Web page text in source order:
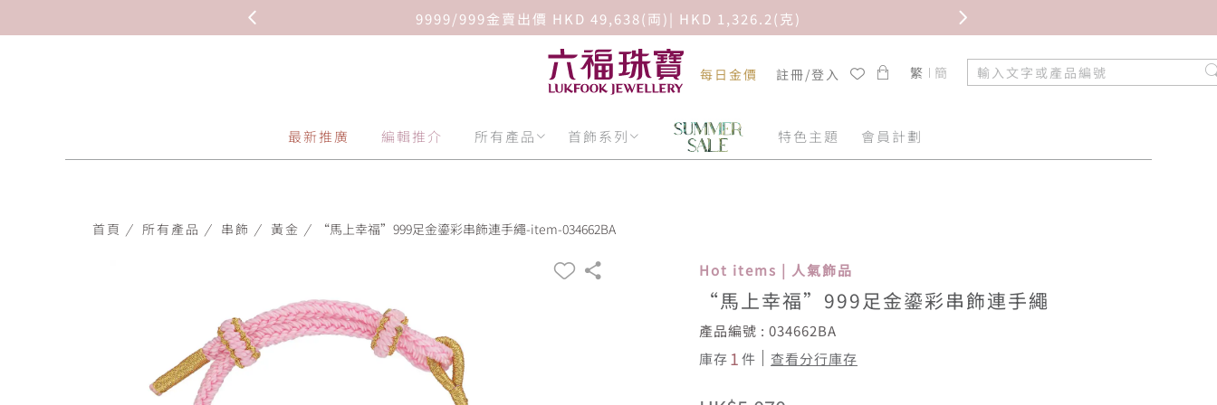
9999/999金賣出價 HKD 49,638(両)| HKD 1,326.2(克)
每日金價 註冊/登入 繁 簡
最新推廣 編輯推介 所有產品 首飾系列 特色主題 會員計劃
首頁 / 所有產品 / 串飾 / 黃金 / “馬上幸福”999足金鎏彩串飾連手繩-item-034662BA
Hot items | 人氣飾品
“馬上幸福”999足金鎏彩串飾連手繩
產品編號 : 034662BA
庫存1件 查看分行庫存